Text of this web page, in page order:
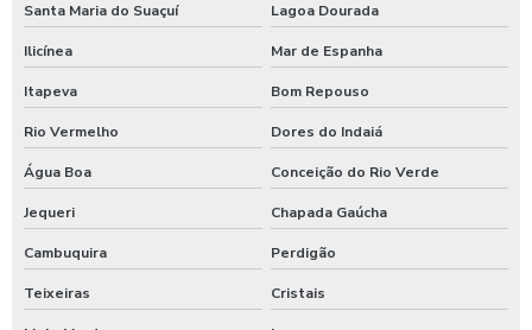
Santa Maria do Suaçuí Lagoa Dourada
Ilicínea Mar de Espanha
Itapeva Bom Repouso
Rio Vermelho Dores do Indaiá
Água Boa Conceição do Rio Verde
Jequeri Chapada Gaúcha
Cambuquira Perdigão
Teixeiras Cristais